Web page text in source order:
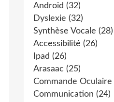
Android (32)
Dyslexie (32)
Synthèse Vocale (28)
Accessibilité (26)
Ipad (26)
Arasaac (25)
Commande Oculaire
Communication (24)